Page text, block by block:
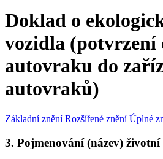
Doklad o
vozidla (potvrzení
autovraku do
autovraků)
Základní znění Rozšířené znění Úplné
3. Pojmenování (název) životní